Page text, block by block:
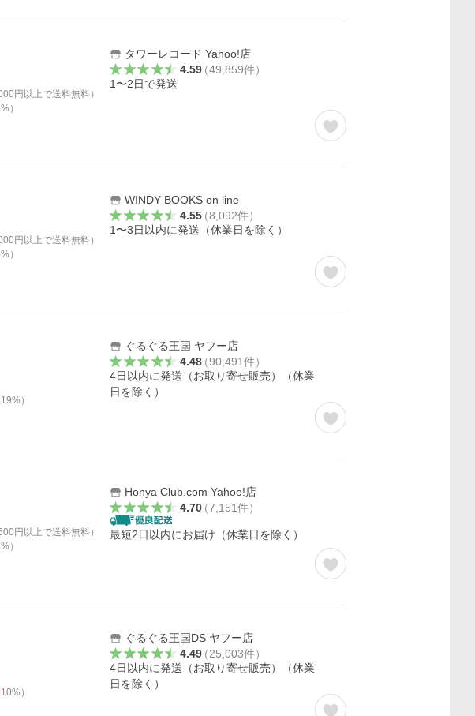
円以上で送料無料）
%）
タワーレコード Yahoo!店
4.59（49,859件）
1〜2日で発送
円以上で送料無料）
%）
WINDY BOOKS on line
4.55（8,092件）
1〜3日以内に発送（休業日を除く）
19%）
ぐるぐる王国 ヤフー店
4.48（90,491件）
4日以内に発送（お取り寄せ販売）（休業
日を除く）
円以上で送料無料）
%）
Honya Club.com Yahoo!店
4.70（7,151件）
最短2日以内にお届け（休業日を除く）
10%）
ぐるぐる王国DS ヤフー店
4.49（25,003件）
4日以内に発送（お取り寄せ販売）（休業
日を除く）